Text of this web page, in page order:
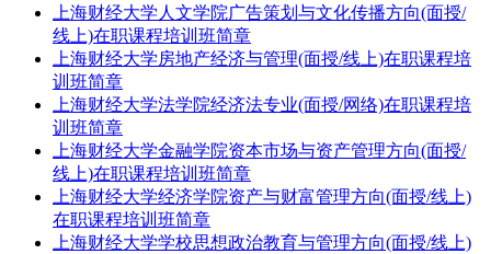
上海财经大学人文学院广告策划与文化传播方向(面授/
线上)在职课程培训班简章
上海财经大学房地产经济与管理(面授/线上)在职课程培
训班简章
上海财经大学法学院经济法专业(面授/网络)在职课程培
训班简章
上海财经大学金融学院资本市场与资产管理方向(面授/
线上)在职课程培训班简章
上海财经大学经济学院资产与财富管理方向(面授/线上)
在职课程培训班简章
上海财经大学学校思想政治教育与管理方向(面授/线上)